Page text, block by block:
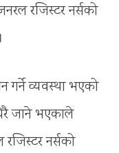
रजिस्टर नर्सको
गर्ने व्यवस्था भएको
जाने भएकाले
नर्सको